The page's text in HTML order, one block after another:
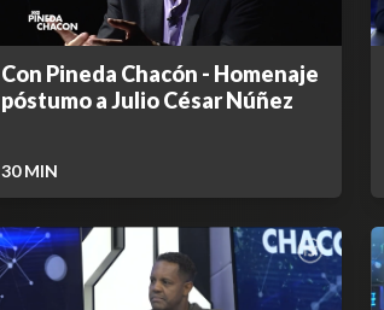
Con Pineda Chacón - Homenaje
póstumo a Julio César Núñez
30MIN